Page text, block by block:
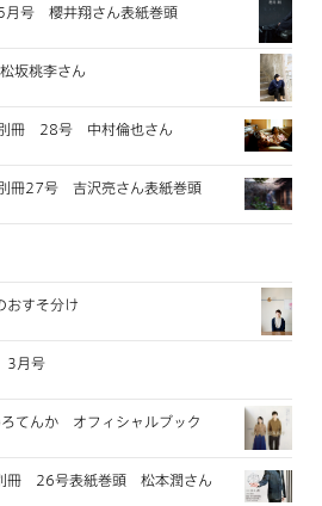
月号 櫻井翔さん表紙巻頭
坂桃李さん
別冊 28号 中村倫也さん
冊27号 吉沢亮さん表紙巻頭
おすそ分け
3月号
てんか オフィシャルブック
冊 26号表紙巻頭 松本潤さん